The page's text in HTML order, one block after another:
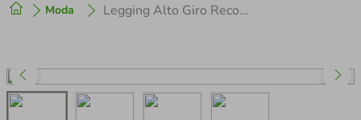
Moda Legging Alto Giro Recortes Com Bolsos Laterais Feminina
2º cafeteira